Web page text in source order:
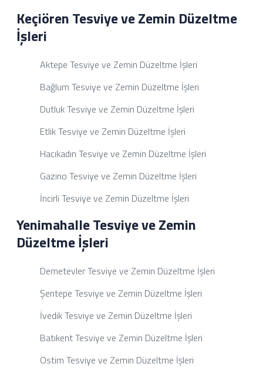
Keçiören Tesviye ve Zemin Düzeltme
İşleri
Aktepe Tesviye ve Zemin Düzeltme İşleri
Bağlum Tesviye ve Zemin Düzeltme İşleri
Dutluk Tesviye ve Zemin Düzeltme İşleri
Etlik Tesviye ve Zemin Düzeltme İşleri
Hacıkadın Tesviye ve Zemin Düzeltme İşleri
Gazino Tesviye ve Zemin Düzeltme İşleri
İncirli Tesviye ve Zemin Düzeltme İşleri
Yenimahalle Tesviye ve Zemin
Düzeltme İşleri
Demetevler Tesviye ve Zemin Düzeltme İşleri
Şentepe Tesviye ve Zemin Düzeltme İşleri
İvedik Tesviye ve Zemin Düzeltme İşleri
Batıkent Tesviye ve Zemin Düzeltme İşleri
Ostim Tesviye ve Zemin Düzeltme İşleri